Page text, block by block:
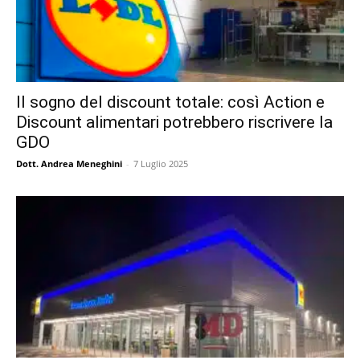
Il sogno del discount totale: così Action e
Discount alimentari potrebbero riscrivere la
GDO
Dott. Andrea Meneghini - 7 Luglio 2025